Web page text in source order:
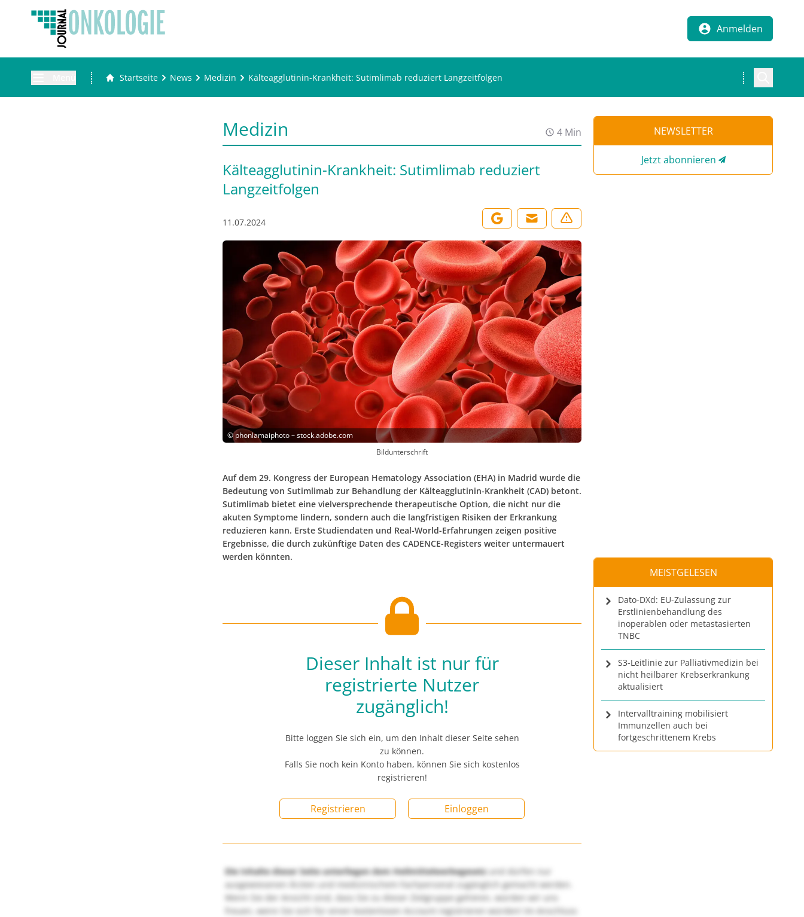
Anmelden
Startseite News Medizin Kälteagglutinin-Krankheit: Sutimlimab reduziert Langzeitfolgen
Medizin 4 Min
Kälteagglutinin-Krankheit: Sutimlimab reduziert
Langzeitfolgen
11.07.2024
©phonlamaiphoto – stock.adobe.com
Bildunterschrift
Auf dem 29. Kongress der European Hematology Association (EHA) in Madrid wurde die
Bedeutung von Sutimlimab zur Behandlung der Kälteagglutinin-Krankheit (CAD) betont.
Sutimlimab bietet eine vielversprechende therapeutische Option, die nicht nur die
akuten Symptome lindern, sondern auch die langfristigen Risiken der Erkrankung
reduzieren kann. Erste Studiendaten und Real-World-Erfahrungen zeigen positive
Ergebnisse, die durch zukünftige Daten des CADENCE-Registers weiter untermauert
werden könnten.
Dieser Inhalt ist nur für
registrierte Nutzer
zugänglich!
Bitte loggen Sie sich ein, um den Inhalt dieser Seite sehen
zu können.
Falls Sie noch kein Konto haben, können Sie sich kostenlos
registrieren!
Registrieren Einloggen
Die Inhalte dieser Seite unterliegen dem Heilmittelwerbegesetzund dürfen nur
ausgewiesenen Ärzten und medizinischem Fachpersonal zugänglich gemacht werden.
Wenn Sie der Ansicht sind, dass Sie zu dieser Zielgruppe gehören, würden wir uns
freuen, wenn Sie sich für einen kostenlosen Account registrieren würden! Im Anschluss
NEWSLETTER
Jetzt abonnieren
MEISTGELESEN
Dato-DXd: EU-Zulassung zur
Erstlinienbehandlung des
inoperablen oder metastasierten
TNBC
S3-Leitlinie zur Palliativmedizin bei
nicht heilbarer Krebserkrankung
aktualisiert
Intervalltraining mobilisiert
Immunzellen auch bei
fortgeschrittenem Krebs